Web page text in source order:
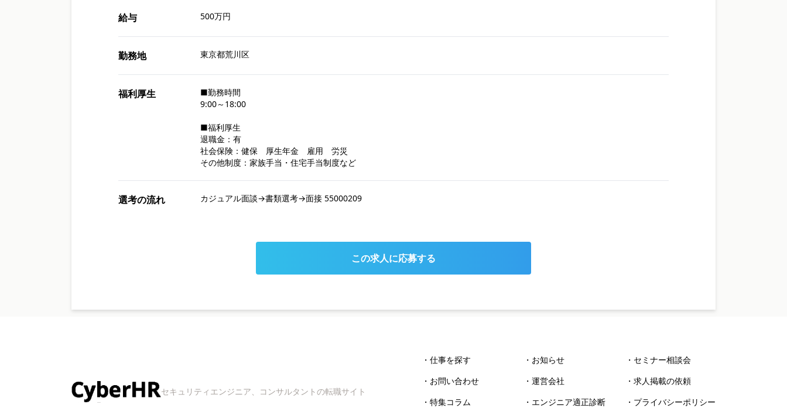
給与 500万円
勤務地 東京都荒川区
福利厚生
■勤務時間
9:00～18:00
■福利厚生
退職金：有
社会保険：健保　厚生年金　雇用　労災
その他制度：家族手当・住宅手当制度など
選考の流れ カジュアル面談→書類選考→面接 55000209
この求人に応募する
セキュリティエンジニア、コンサルタントの転職サイト
・仕事を探す ・お知らせ
・セミナー相談会
・お問い合わせ
・運営会社
・求人掲載の依頼
・特集コラム
・エンジニア適正診断 ・プライバシーポリシー